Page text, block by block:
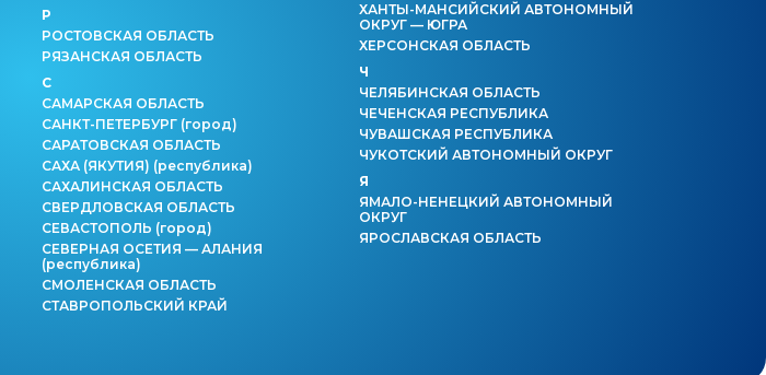
Р
РОСТОВСКАЯ ОБЛАСТЬ
РЯЗАНСКАЯ ОБЛАСТЬ
С
САМАРСКАЯ ОБЛАСТЬ
САНКТ-ПЕТЕРБУРГ (город)
САРАТОВСКАЯ ОБЛАСТЬ
САХА (ЯКУТИЯ) (республика)
САХАЛИНСКАЯ ОБЛАСТЬ
СВЕРДЛОВСКАЯ ОБЛАСТЬ
СЕВАСТОПОЛЬ (город)
СЕВЕРНАЯ ОСЕТИЯ — АЛАНИЯ
(республика)
СМОЛЕНСКАЯ ОБЛАСТЬ
СТАВРОПОЛЬСКИЙ КРАЙ
ХАНТЫ-МАНСИЙСКИЙ АВТОНОМНЫЙ
ОКРУГ — ЮГРА
ХЕРСОНСКАЯ ОБЛАСТЬ
Ч
ЧЕЛЯБИНСКАЯ ОБЛАСТЬ
ЧЕЧЕНСКАЯ РЕСПУБЛИКА
ЧУВАШСКАЯ РЕСПУБЛИКА
ЧУКОТСКИЙ АВТОНОМНЫЙ ОКРУГ
Я
ЯМАЛО-НЕНЕЦКИЙ АВТОНОМНЫЙ
ОКРУГ
ЯРОСЛАВСКАЯ ОБЛАСТЬ